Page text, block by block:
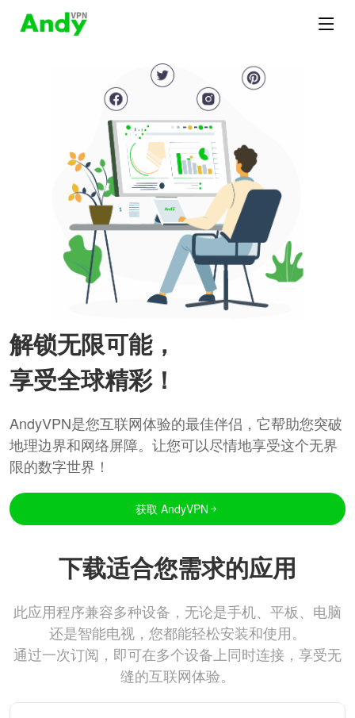
解锁无限可能，
享受全球精彩！
AndyVPN是您互联网体验的最佳伴侣，它帮助您突破
地理边界和网络屏障。让您可以尽情地享受这个无界
限的数字世界！
获取 AndyVPN
下载适合您需求的应用
此应用程序兼容多种设备，无论是手机、平板、电脑
还是智能电视，您都能轻松安装和使用。
通过一次订阅，即可在多个设备上同时连接，享受无
缝的互联网体验。